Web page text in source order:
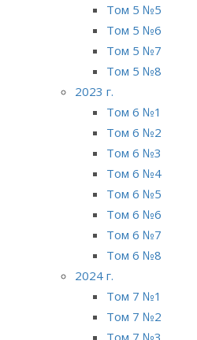
Том 5 №5
Том 5 №6
Том 5 №7
Том 5 №8
2023 г.
Том 6 №1
Том 6 №2
Том 6 №3
Том 6 №4
Том 6 №5
Том 6 №6
Том 6 №7
Том 6 №8
2024 г.
Том 7 №1
Том 7 №2
Том 7 №3